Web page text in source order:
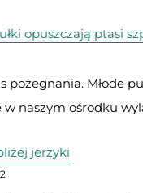
opuszczają ptasi
pożegnania. Młode
w naszym ośrodku
jerzyki